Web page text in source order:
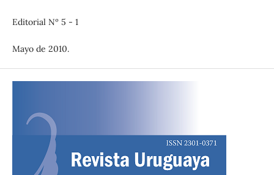
Editorial Nº 5 - 1
Mayo de 2010.